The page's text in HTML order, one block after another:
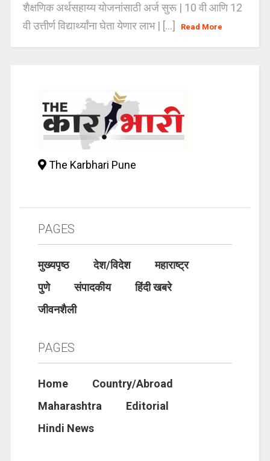
शैक्षणिक अर्थसहाय्य योजनांसाठी अर्ज सुरू | 10 वी आणि 12
वी उत्तीर्ण विद्यार्थ्यांना घेता येणार लाभ | [...]
Read More
The Karbhari Pune
PAGES
मुख्यपृष्ठ देश/विदेश
महाराष्ट्र
पुणे
संपादकीय
हिंदी खबरे
जीवनशैली
PAGES
Home
Country/Abroad
Maharashtra
Editorial
Hindi News